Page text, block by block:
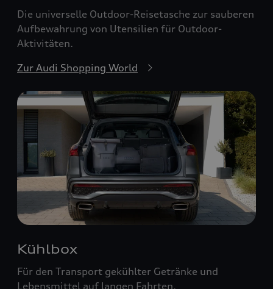
Die universelle Outdoor-Reisetasche zur sauberen
Aufbewahrung von Utensilien für Outdoor-
Aktivitäten.
Zur Audi Shopping World
Kühlbox
Für den Transport gekühlter Getränke und
Lebensmittel auf langen Fahrten.